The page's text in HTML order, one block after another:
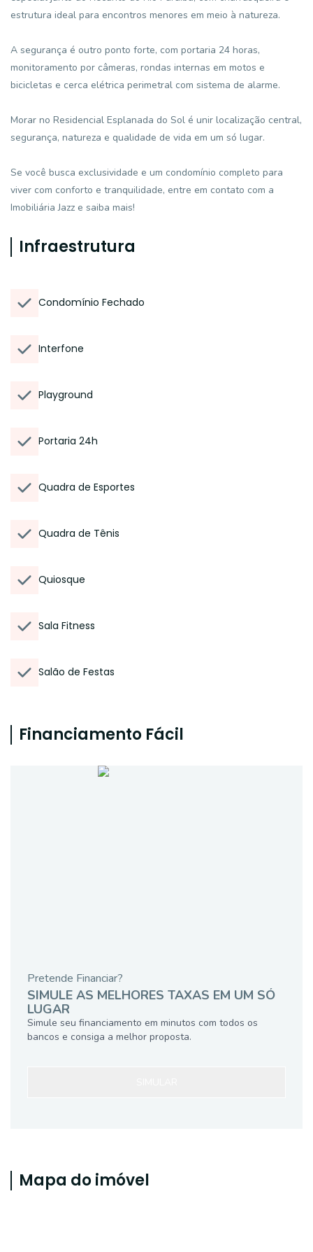
estrutura ideal para encontros menores em meio à natureza.
A segurança é outro ponto forte, com portaria 24 horas,
monitoramento por câmeras, rondas internas em motos e
bicicletas e cerca elétrica perimetral com sistema de alarme.
Morar no Residencial Esplanada do Sol é unir localização central,
segurança, natureza e qualidade de vida em um só lugar.
Se você busca exclusividade e um condomínio completo para
viver com conforto e tranquilidade, entre em contato com a
Imobiliária Jazz e saiba mais!
Infraestrutura
Condomínio Fechado
Interfone
Playground
Portaria 24h
Quadra de Esportes
Quadra de Tênis
Quiosque
Sala Fitness
Salão de Festas
Financiamento Fácil
Pretende Financiar?
SIMULE AS MELHORES TAXAS EM UM SÓ
LUGAR
Simule seu financiamento em minutos com todos os
bancos e consiga a melhor proposta.
Mapa do imóvel